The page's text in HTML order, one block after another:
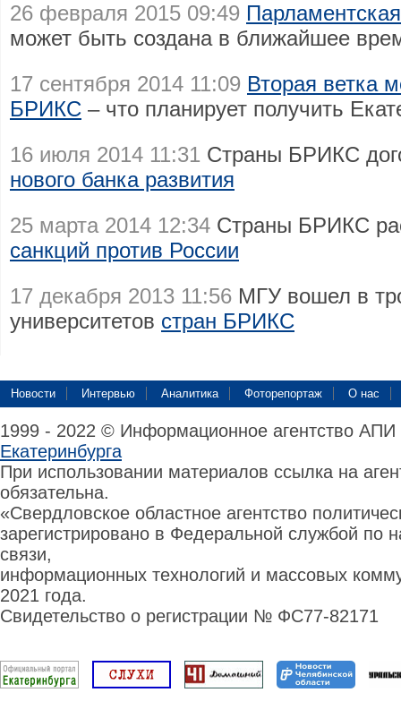
26 февраля 2015 09:49
может быть создана в ближайшее
17 сентября 2014 11:09 Вторая ветка
БРИКС – что планирует получить
16 июля 2014 11:31 Страны БРИКС
нового банка развития
25 марта 2014 12:34 Страны БРИКС
санкций против России
17 декабря 2013 11:56 МГУ вошел в
университетов стран БРИКС
Новости Интервью Аналитика Фоторепортаж О нас
1999 - 2022 © Информационное агентство
Екатеринбурга
При использовании материалов ссылка на
обязательна.
«Свердловское областное агентство
зарегистрировано в Федеральной службой по
связи,
информационных технологий и массовых
2021 года.
Свидетельство о регистрации № ФС77-82171